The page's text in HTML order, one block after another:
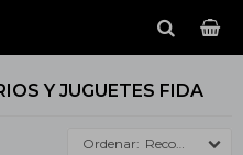
Y JUGUETES FIDA
Recomendados